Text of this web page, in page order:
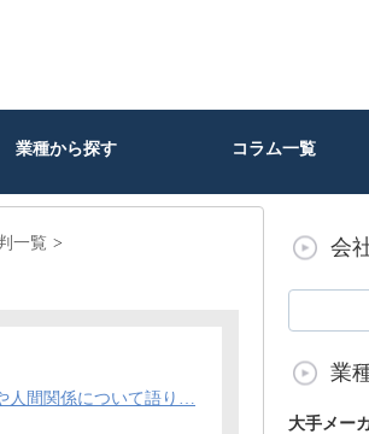
業種から探す コラム一覧
一覧
人間関係について語り…
会
業
大手メー